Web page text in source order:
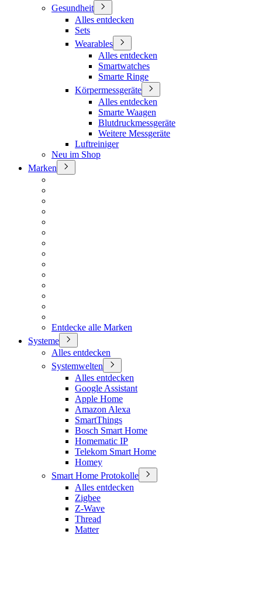
Gesundheit
Alles entdecken
Sets
Wearables
Alles entdecken
Smartwatches
Smarte Ringe
Körpermessgeräte
Alles entdecken
Smarte Waagen
Blutdruckmessgeräte
Weitere Messgeräte
Luftreiniger
Neu im Shop
Marken
Entdecke alle Marken
Systeme
Alles entdecken
Systemwelten
Alles entdecken
Google Assistant
Apple Home
Amazon Alexa
SmartThings
Bosch Smart Home
Homematic IP
Telekom Smart Home
Homey
Smart Home Protokolle
Alles entdecken
Zigbee
Z-Wave
Thread
Matter